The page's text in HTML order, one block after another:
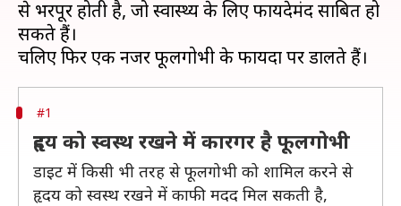
से भरपूर होती है, जो स्वास्थ्य के लिए फायदेमंद साबित हो
सकते हैं।
#1
हृदय को स्वस्थ रखने में कारगर है फूलगोभी
डाइट में किसी भी तरह से फूलगोभी को शामिल करने से
हृदय को स्वस्थ रखने में काफी मदद मिल सकती है,